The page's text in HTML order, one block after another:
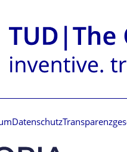
Datenschutz